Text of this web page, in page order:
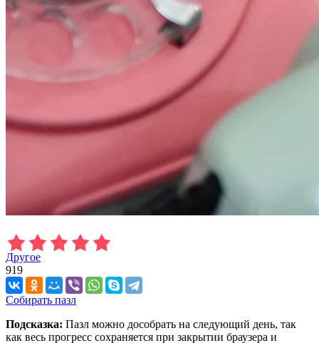
Другое
919
Собирать пазл
Подсказка: Пазл можно дособрать на следующий день, так
как весь прогресс сохраняется при закрытии браузера и